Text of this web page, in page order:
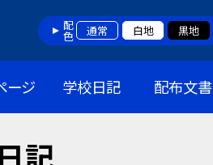
配色 通常 白地 黒地
ージ 学校日記 配布文書